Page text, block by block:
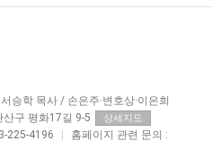
서승학 목사 / 손은주·변호상·이은희
구 평화17길 9-5 상세지도
225-4196
홈페이지 관련 문의 :